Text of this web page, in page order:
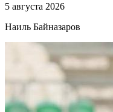
5 августа 2026
Наиль Байназаров